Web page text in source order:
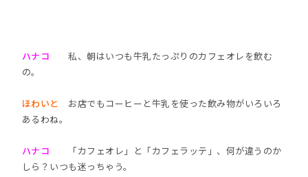
ハナコ
私、朝はいつも牛乳たっぷりのカフェオレを飲む
の。
ほわいと
お店でもコーヒーと牛乳を使った飲み物がいろいろ
あるわね。
ハナコ
「カフェオレ」と「カフェラッテ」、何が違うのか
しら？いつも迷っちゃう。